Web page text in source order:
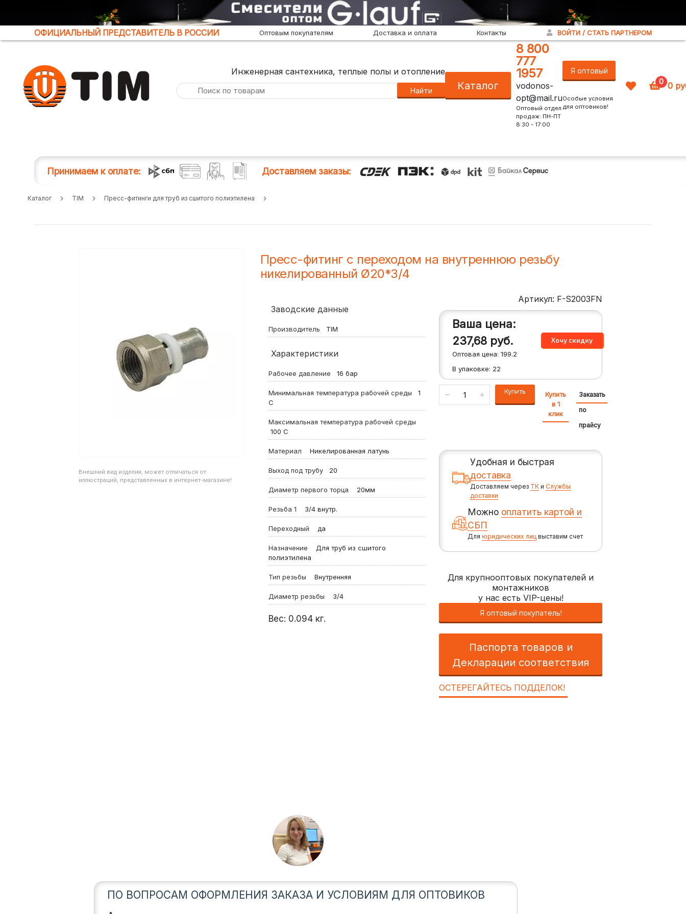
ОФИЦИАЛЬНЫЙ ПРЕДСТАВИТЕЛЬ В РОССИИ Оптовым покупателям Доставка и оплата Контакты ВОЙТИ / СТАТЬ ПАРТНЕРОМ
Инженерная сантехника, теплые полы и отопление
Найти Каталог
8 800
777
1957
vodonos-
opt@mail.ru
Оптовый отдел
продаж: ПН-ПТ
8:30 - 17:00
Я оптовый
Особые условия
для оптовиков!
0 0
Принимаем к оплате: Доставляем заказы:
Каталог TIM Пресс-фитинги для труб из сшитого полиэтилена
Внешний вид изделия, может отличаться от
иллюстраций, представленных в интернет-магазине!
Пресс-фитинг с переходом на внутреннюю резьбу
никелированный Ø20*3/4
Заводские данные
Производитель TIM
Характеристики
Рабочее давление 16 бар
Минимальная температура рабочей среды
1
С
Максимальная температура рабочей среды
100 С
Материал Никелированная латунь
Выход под трубу 20
Диаметр первого торца 20мм
Резьба 1 3/4 внутр.
Переходный да
Назначение
Для труб из сшитого
полиэтилена
Тип резьбы Внутренняя
Диаметр резьбы 3/4
Вес: 0.094 кг.
Артикул: F-S2003FN
Ваша цена:
237,68 руб.
Оптовая цена:199.2
В упаковке: 22
Купить
Купить
в 1
клик
Заказать
по
прайсу
Удобная и быстрая
доставка
Доставляем через ТКи Службы
доставки
Можно оплатить картой и
СБП
Для юридических лицвыставим счет
Для крупнооптовых покупателей и
монтажников
у нас есть VIP-цены!
Я оптовый покупатель!
Паспорта товаров и
Декларации соответствия
ОСТЕРЕГАЙТЕСЬ ПОДДЕЛОК!
ПО ВОПРОСАМ ОФОРМЛЕНИЯ ЗАКАЗА И УСЛОВИЯМ ДЛЯ ОПТОВИКОВ